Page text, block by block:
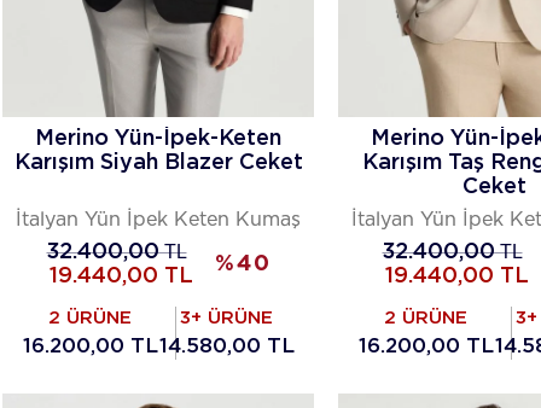
Merino Yün-İpek-Keten
Karışım Siyah Blazer Ceket
İtalyan Yün İpek Keten Kumaş
32.400,00TL
19.440,00 TL
%40
2 ÜRÜNE
16.200,00 TL
3+ ÜRÜNE
14.580,00 TL
Merino Yün-
Karışım Taş
Ceket
İtalyan Yün İpek
32.400,00TL
19.440,00 TL
2 ÜRÜNE
16.200,00 TL
3+